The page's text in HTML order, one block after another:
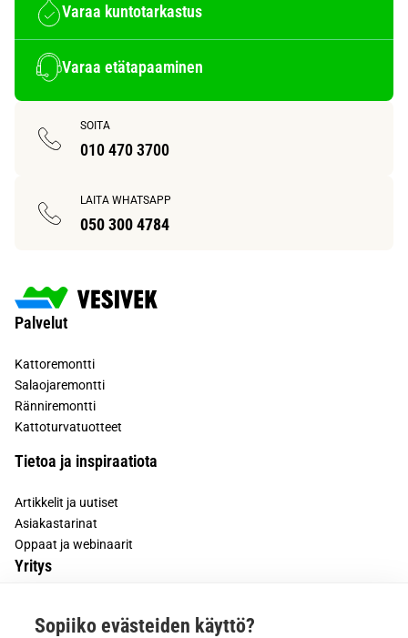
Sopiiko evästeiden käyttö?
Varaa kuntotarkastus
Varaa etätapaaminen
SOITA
010 470 3700
LAITA WHATSAPP
050 300 4784
Palvelut
Kattoremontti
Salaojaremontti
Ränniremontti
Kattoturvatuotteet
Tietoa ja inspiraatiota
Artikkelit ja uutiset
Asiakastarinat
Oppaat ja webinaarit
Yritys
Asiakkaiden kokemuksia